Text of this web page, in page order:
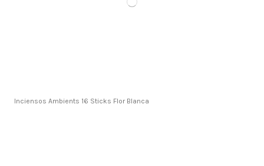
Inciensos Ambients 16 Sticks Flor Blanca